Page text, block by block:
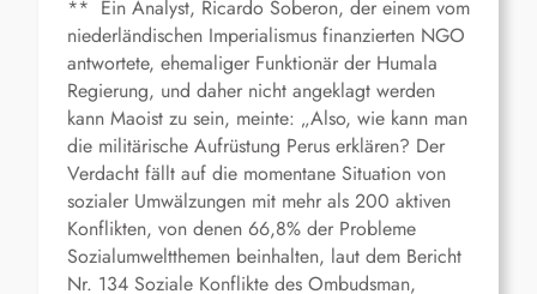
** Ein Analyst, Ricardo Soberon, der einem vom
niederländischen Imperialismus finanzierten NGO
antwortete, ehemaliger Funktionär der Humala
Regierung, und daher nicht angeklagt werden
kann Maoist zu sein, meinte: „Also, wie kann man
die militärische Aufrüstung Perus erklären? Der
Verdacht fällt auf die momentane Situation von
sozialer Umwälzungen mit mehr als 200 aktiven
Konflikten, von denen 66,8% der Probleme
Sozialumweltthemen beinhalten, laut dem Bericht
Nr. 134 Soziale Konflikte des Ombudsman,